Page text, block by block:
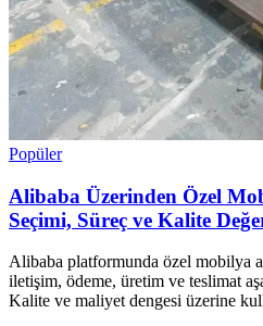
Popüler
Alibaba Üzerinden Özel
Seçimi, Süreç ve Kalite
Alibaba platformunda özel mobilya
iletişim, ödeme, üretim ve teslimat
Kalite ve maliyet dengesi üzerine